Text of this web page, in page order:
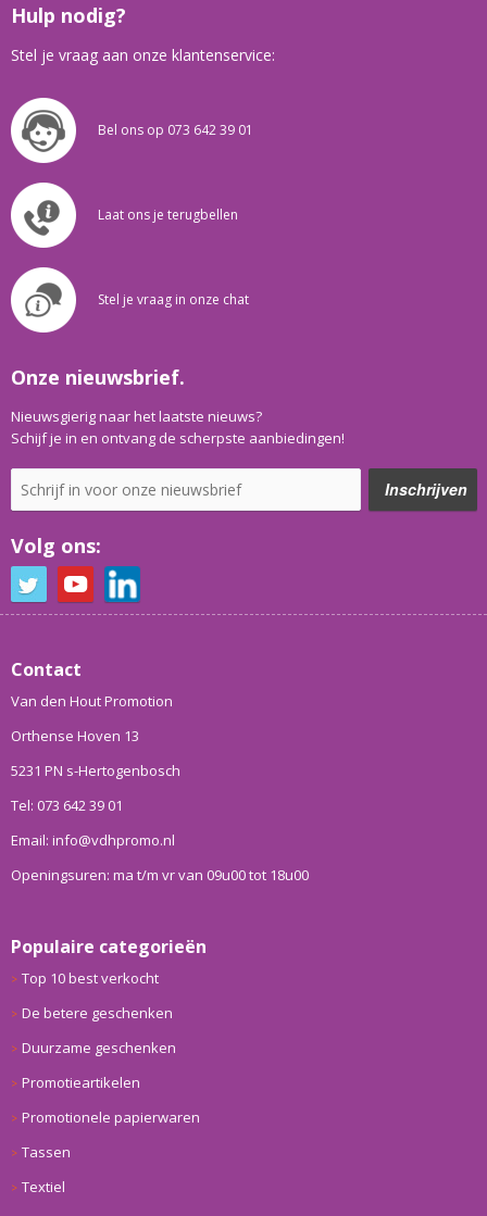
Hulp nodig?
Stel je vraag aan onze klantenservice:
Bel ons op 073 642 39 01
Laat ons je terugbellen
Stel je vraag in onze chat
Onze nieuwsbrief.
Nieuwsgierig naar het laatste nieuws?
Schijf je in en ontvang de scherpste aanbiedingen!
Volg ons:
Contact
Van den Hout Promotion
Orthense Hoven 13
5231 PN s-Hertogenbosch
Tel: 073 642 39 01
Email: info@vdhpromo.nl
Openingsuren: ma t/m vr van 09u00 tot 18u00
Populaire categorieën
Top 10 best verkocht
De betere geschenken
Duurzame geschenken
Promotieartikelen
Promotionele papierwaren
Tassen
Textiel